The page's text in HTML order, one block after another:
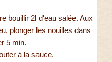
bouillir 2l d'eau salée. Aux
plonger les nouilles dans
5 min.
à la sauce.